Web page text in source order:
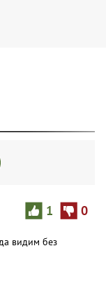
1 0
видим без